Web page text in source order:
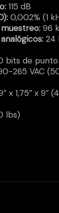
115 dB
0,002% (1
96
24
bits de
265 VAC
x 1,75” x 9”
lbs)